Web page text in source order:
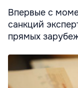
Впервые с
санкций
прямых